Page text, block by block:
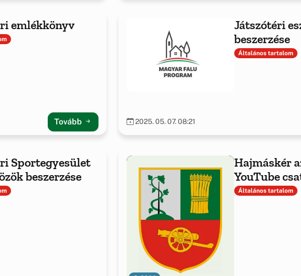
emlékkönyv
Tovább
Játszótéri
beszerzése
Általános tartalom
2025. 05. 07. 08:21
Sportegyesület
beszerzése
Hajmáskér
YouTube
Általános tartalom